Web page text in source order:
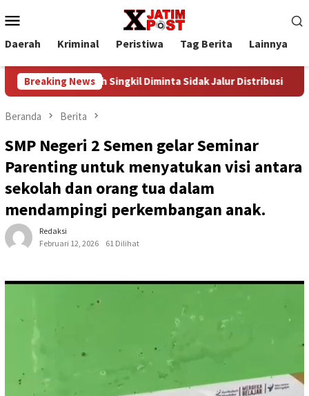
ke
kontenMobile
Daerah Kriminal Peristiwa Tag Berita Lainnya
Breaking News
Diminta Sidak Jalur Distribusi Teluk Nibung Pulau
Beranda Berita
SMP Negeri 2 Semen gelar Seminar
Parenting untuk menyatukan visi antara
sekolah dan orang tua dalam
mendampingi perkembangan anak.
Redaksi
Februari 12, 2026
61 Dilihat